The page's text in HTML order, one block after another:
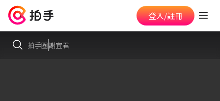
登入/註冊
拍手圈謝宜君